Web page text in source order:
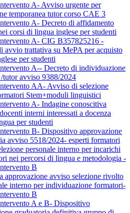
A- Avviso urgente per
temporanea tutor corso CAE 3
A- Decreto di affidamento
corsi di lingua inglese per studenti
A- CIG B357825216 -
avvio trattativa su MePA per acquisto
per studenti
A-- Decreto di individuazione
tutor avviso 9388/2024
AA- Avviso di selezione
Stem+moduli linguistici
A- Indagine conoscitiva
interni interessati a docenza
per studenti
B- Dispositivo approvazione
avviso 5518/2024- esperti formatori
personale interno per incarichi
nei percorsi di lingua e metodologia -
B
approvazione avviso selezione rivolto
interno per individuazione formatori-
B
A e B- Dispositivo